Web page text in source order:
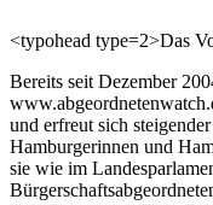
<typohead type=2>Das
Bereits seit Dezember
und erfreut sich
Hamburgerinnen und
sie wie im